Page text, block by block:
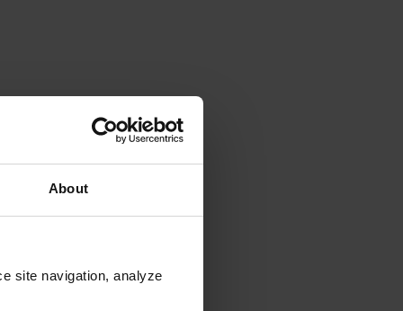
About
site navigation, analyze
续精加工。该策略
并最大限度地减少
一般在 0.020" 至
成形生产，可以
能够显著节约材